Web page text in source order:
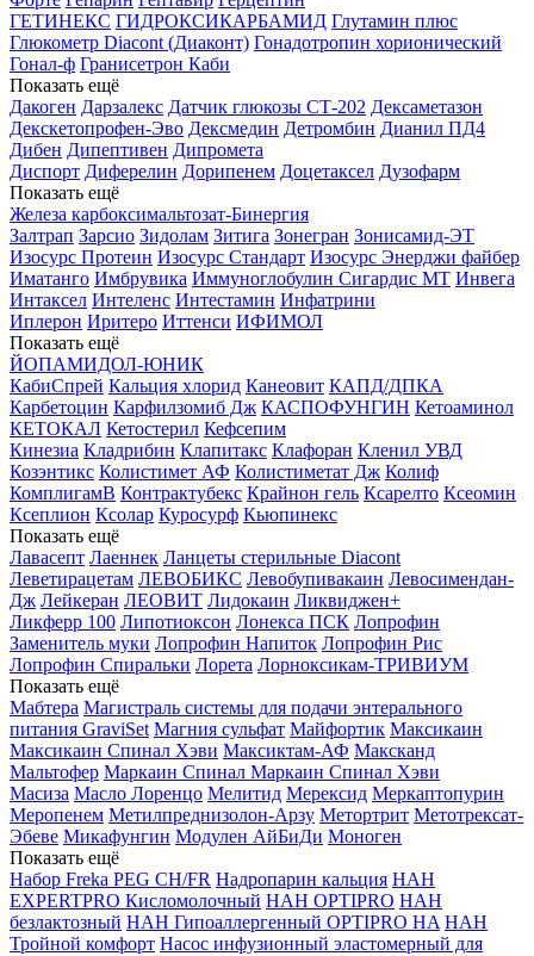
ГЕТИНЕКС ГИДРОКСИКАРБАМИД Глутамин плюс
Глюкометр Diacont (Диаконт) Гонадотропин хорионический
Гонал-ф Гранисетрон Каби
Показать ещё
Дакоген Дарзалекс Датчик глюкозы СТ-202 Дексаметазон
Декскетопрофен-Эво Дексмедин Детромбин Дианил ПД4
Дибен Дипептивен Дипромета
Диспорт Диферелин Дорипенем Доцетаксел Дузофарм
Показать ещё
Железа карбоксимальтозат-Бинергия
Залтрап Зарсио Зидолам Зитига Зонегран Зонисамид-ЭТ
Изосурс Протеин Изосурс Стандарт Изосурс Энерджи файбер
Иматанго Имбрувика Иммуноглобулин Сигардис МТ Инвега
Интаксел Интеленс Интестамин Инфатрини
Иплерон Иритеро Иттенси ИФИМОЛ
Показать ещё
ЙОПАМИДОЛ-ЮНИК
КабиСпрей Кальция хлорид Канеовит КАПД/ДПКА
Карбетоцин Карфилзомиб Дж КАСПОФУНГИН Кетоаминол
КЕТОКАЛ Кетостерил Кефсепим
Кинезиа Кладрибин Клапитакс Клафоран Кленил УВД
Козэнтикс Колистимет АФ Колистиметат Дж Колиф
КомплигамВ Контрактубекс Крайнон гель Ксарелто Ксеомин
Ксеплион Ксолар Куросурф Кьюпинекс
Показать ещё
Лавасепт Лаеннек Ланцеты стерильные Diacont
Леветирацетам ЛЕВОБИКС Левобупивакаин Левосимендан-
Дж Лейкеран ЛЕОВИТ Лидокаин Ликвиджен+
Ликферр 100 Липотиоксон Лонекса ПСК Лопрофин
Заменитель муки Лопрофин Напиток Лопрофин Рис
Лопрофин Спиральки Лорета Лорноксикам-ТРИВИУМ
Показать ещё
Мабтера Магистраль системы для подачи энтерального
питания GraviSet Магния сульфат Майфортик Максикаин
Максикаин Спинал Хэви Максиктам-АФ Максканд
Мальтофер Маркаин Спинал Маркаин Спинал Хэви
Масиза Масло Лоренцо Мелитид Мерексид Меркаптопурин
Меропенем Метилпреднизолон-Арзу Метортрит Метотрексат-
Эбеве Микафунгин Модулен АйБиДи Моноген
Показать ещё
Набор Freka PEG CH/FR Надропарин кальция НАН
EXPERTPRO Кисломолочный НАН OPTIPRO НАН
безлактозный НАН Гипоаллергенный OPTIPRO HA НАН
Тройной комфорт Насос инфузионный эластомерный для